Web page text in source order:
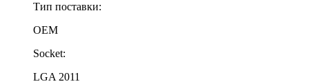
Тип поставки:
OEM
Socket:
LGA 2011